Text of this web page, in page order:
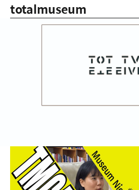
totalmuseum